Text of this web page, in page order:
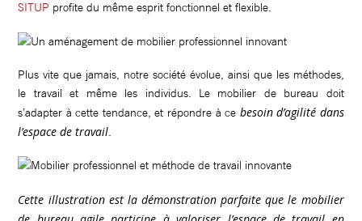
SITUP profite du même esprit fonctionnel et flexible.
Plus vite que jamais, notre société évolue, ainsi que les méthodes,
le travail et même les individus. Le mobilier de bureau doit
s’adapter à cette tendance, et répondre à ce besoin d’agilité dans
l’espace de travail.
Cette illustration est la démonstration parfaite que le mobilier